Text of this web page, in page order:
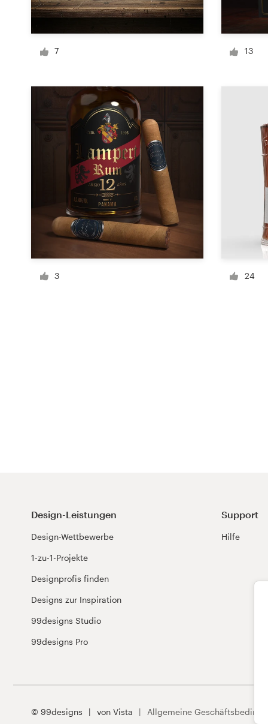
7 13
3 24
Design-Leistungen
Design-Wettbewerbe
1-zu-1-Projekte
Designprofis finden
Designs zur Inspiration
99designs Studio
99designs Pro
Support
Hilfe
© 99designs von Vista Allgemeine
Marken-Styleguide
+49 30 568 390 99
Hilfebereich
Ressourcen
Werden Sie Designprofi